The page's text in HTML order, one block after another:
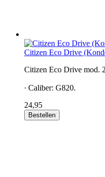
Citizen Eco Drive
Citizen Eco Drive mod.
∙ Caliber: G820.
24,95
Bestellen